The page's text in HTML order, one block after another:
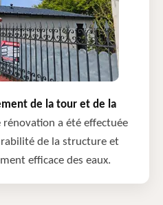
de la tour et de la
rénovation a été effectuée
de la structure et
efficace des eaux.